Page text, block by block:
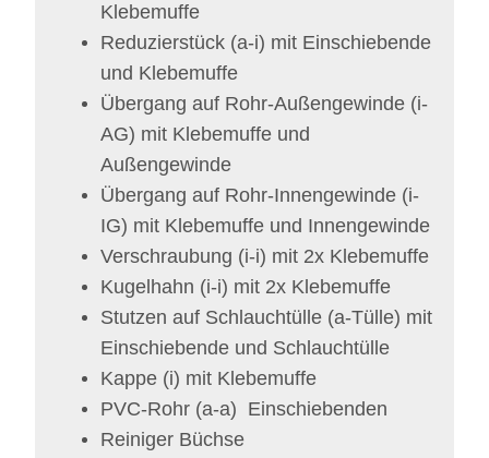
Klebemuffe
Reduzierstück (a-i) mit Einschiebende
und Klebemuffe
Übergang auf Rohr-Außengewinde (i-
AG) mit Klebemuffe und
Außengewinde
Übergang auf Rohr-Innengewinde (i-
IG) mit Klebemuffe und Innengewinde
Verschraubung (i-i) mit 2x Klebemuffe
Kugelhahn (i-i) mit 2x Klebemuffe
Stutzen auf Schlauchtülle (a-Tülle) mit
Einschiebende und Schlauchtülle
Kappe (i) mit Klebemuffe
PVC-Rohr (a-a) Einschiebenden
Reiniger Büchse